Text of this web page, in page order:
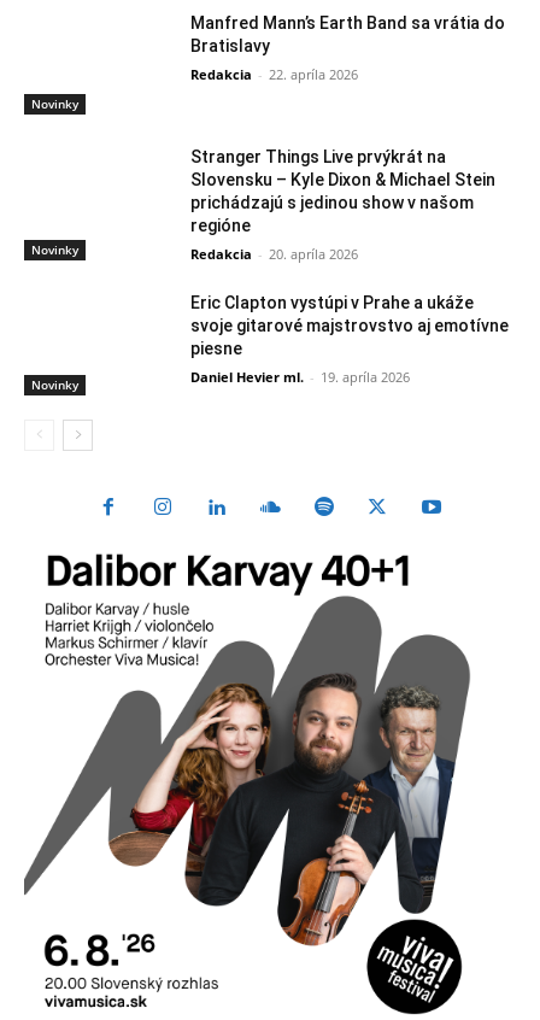
Novinky
Manfred Mann’s Earth Band sa vrátia do
Bratislavy
Redakcia - 22. apríla 2026
Novinky
Stranger Things Live prvýkrát na
Slovensku – Kyle Dixon & Michael Stein
prichádzajú s jedinou show v našom
regióne
Redakcia - 20. apríla 2026
Novinky
Eric Clapton vystúpi v Prahe a ukáže
svoje gitarové majstrovstvo aj emotívne
piesne
Daniel Hevier ml. - 19. apríla 2026